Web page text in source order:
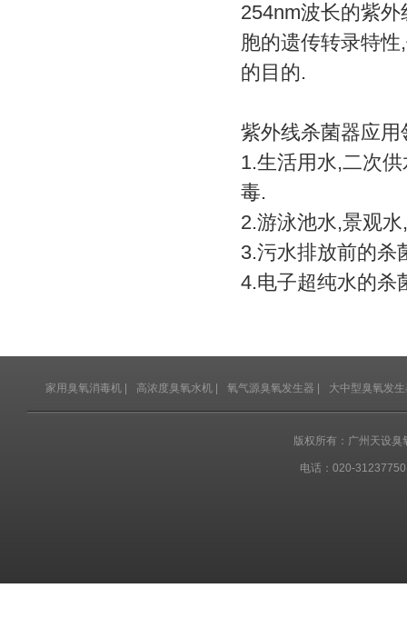
254nm波长的紫
胞的遗传转录特
的目的.
紫外线杀菌器应用
1.生活用水,二次
毒.
2.游泳池水,景观
3.污水排放前的杀
4.电子超纯水的杀
家用臭氧消毒机 高浓度臭氧水机 氧气源臭氧发生器 大中型臭氧发
版权所有：广州天设
电话：020-